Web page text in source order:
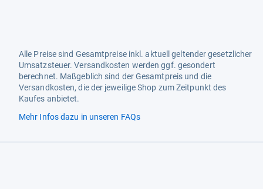
Alle Preise sind Gesamtpreise inkl. aktuell geltender gesetzlicher
Umsatzsteuer. Versandkosten werden ggf. gesondert
berechnet. Maßgeblich sind der Gesamtpreis und die
Versandkosten, die der jeweilige Shop zum Zeitpunkt des
Kaufes anbietet.
Mehr Infos dazu in unseren FAQs